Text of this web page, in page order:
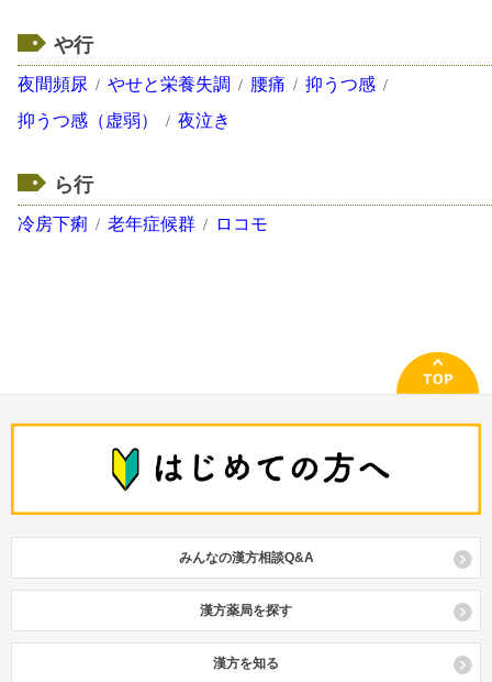
や行
夜間頻尿 やせと栄養失調 腰痛
抑うつ感
抑うつ感（虚弱）
夜泣き
ら行
冷房下痢 老年症候群 ロコモ
みんなの漢方相談Q&A
漢方薬局を探す
漢方を知る